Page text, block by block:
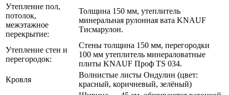
Утепление пол,
потолок,
межэтажное
перекрытие:
Толщина 150 мм, утеплитель
минеральная рулонная вата KNAUF
Тисмарулон.
Утепление стен и
перегородок:
Стены толщина 150 мм, перегородки
100 мм утеплитель минераловатные
плиты KNAUF Проф TS 034.
Кровля
Волнистые листы Ондулин (цвет:
красный, коричневый, зелёный)